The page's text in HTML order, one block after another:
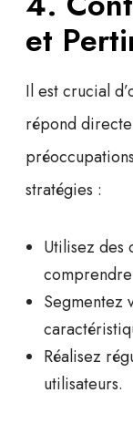
et
Il est crucial
répond
stratégies :
Utilisez des
Segmentez
Réalisez
utilisateurs.